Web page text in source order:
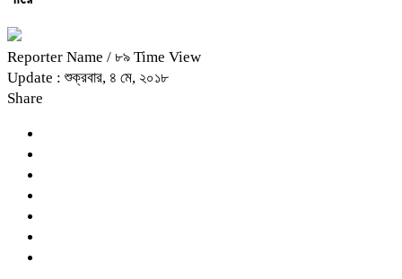
Reporter Name / ৮৯ Time View
Update : শুক্রবার, ৪ মে, ২০১৮
Share